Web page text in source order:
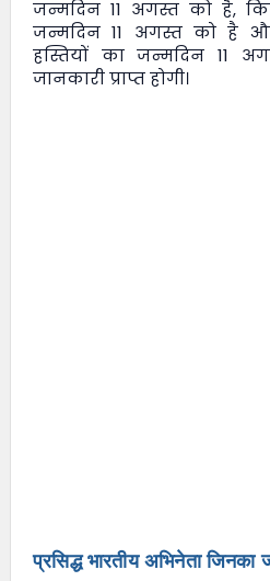
जन्मदिन 11 अगस्त को है,
जन्मदिन 11 अगस्त को है
हस्तियों का जन्मदिन 11
जानकारी प्राप्त होगी।
प्रसिद्ध भारतीय अभिनेता